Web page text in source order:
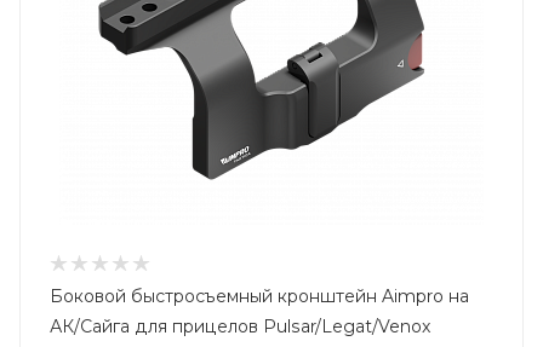
Боковой быстросъемный кронштейн Aimpro на
АК/Сайга для прицелов Pulsar/Legat/Venox